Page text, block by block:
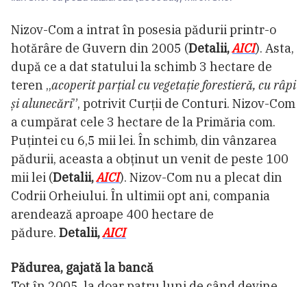
Nizov-Com a intrat în posesia pădurii printr-o
hotărâre de Guvern din 2005 (Detalii,AICI). Asta,
după ce a dat statului la schimb 3 hectare de
teren „acoperit parțial cu vegetație forestieră, cu râpi
și alunecări”, potrivit Curții de Conturi. Nizov-Com
a cumpărat cele 3 hectare de la Primăria com.
Puțintei cu 6,5 mii lei. În schimb, din vânzarea
pădurii, aceasta a obținut un venit de peste 100
mii lei (Detalii,AICI). Nizov-Com nu a plecat din
Codrii Orheiului. În ultimii opt ani, compania
arendează aproape 400 hectare de
pădure. Detalii,AICI
Pădurea, gajată la bancă